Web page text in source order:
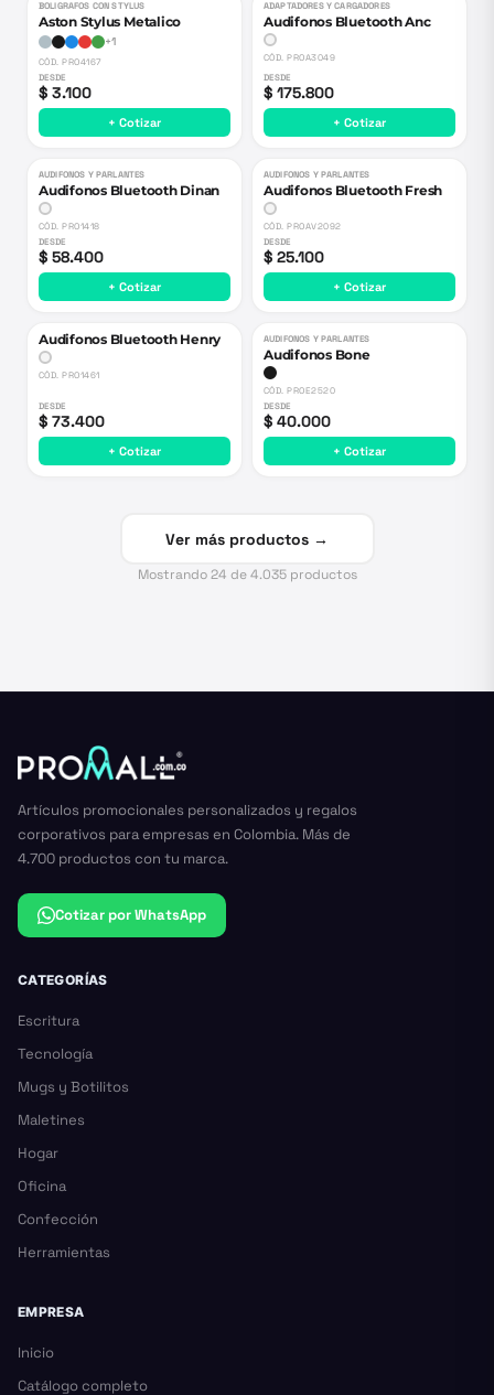
BOLIGRAFOS CON STYLUS
Aston Stylus Metalico
+1
CÓD.PRO4167
DESDE
$ 3.100
+ Cotizar
ADAPTADORES Y CARGADORES
Audifonos Bluetooth Anc
CÓD.PROA3049
DESDE
$ 175.800
+ Cotizar
AUDIFONOS Y PARLANTES
Audifonos Bluetooth Dinan
CÓD.PRO1418
DESDE
$ 58.400
+ Cotizar
AUDIFONOS Y PARLANTES
Audifonos Bluetooth Fresh
CÓD.PROAV2092
DESDE
$ 25.100
+ Cotizar
Audifonos Bluetooth Henry
CÓD.PRO1461
DESDE
$ 73.400
+ Cotizar
AUDIFONOS Y PARLANTES
Audifonos Bone
CÓD.PROE2520
DESDE
$ 40.000
+ Cotizar
Ver más productos →
Mostrando24 de4.035productos
Artículos promocionales personalizados y regalos
corporativos para empresas en Colombia. Más de
4.700 productos con tu marca.
Cotizar por WhatsApp
CATEGORÍAS
Escritura
Tecnología
Mugs y Botilitos
Maletines
Hogar
Oficina
Confección
Herramientas
EMPRESA
Inicio
Catálogo completo